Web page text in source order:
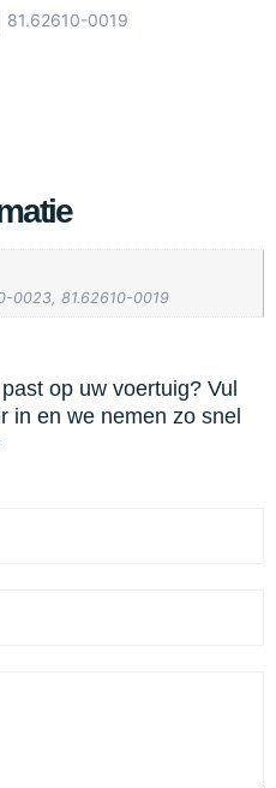
81.62610-0019
0023, 81.62610-0019
op uw voertuig? Vul
in en we nemen zo snel